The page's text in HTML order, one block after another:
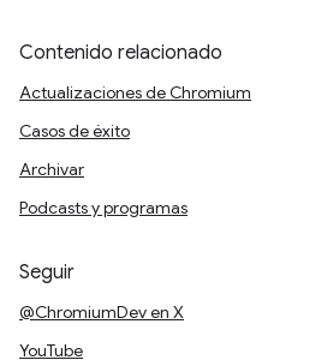
Contenido relacionado
Actualizaciones de Chromium
Casos de éxito
Archivar
Podcasts y programas
Seguir
@ChromiumDev en X
YouTube